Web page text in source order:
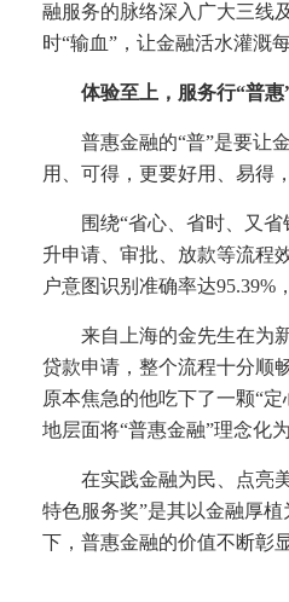
融服务的脉络深入广大三线
时“输血”，让金融活水灌溉
体验至上，服务行“普惠
普惠金融的“普”是要让
用、可得，更要好用、易得
围绕“省心、省时、又
升申请、审批、放款等流程
户意图识别准确率达95.39%
来自上海的金先生在为
贷款申请，整个流程十分顺
原本焦急的他吃下了一颗“
地层面将“普惠金融”理念化
在实践金融为民、点亮
特色服务奖”是其以金融厚
下，普惠金融的价值不断彰